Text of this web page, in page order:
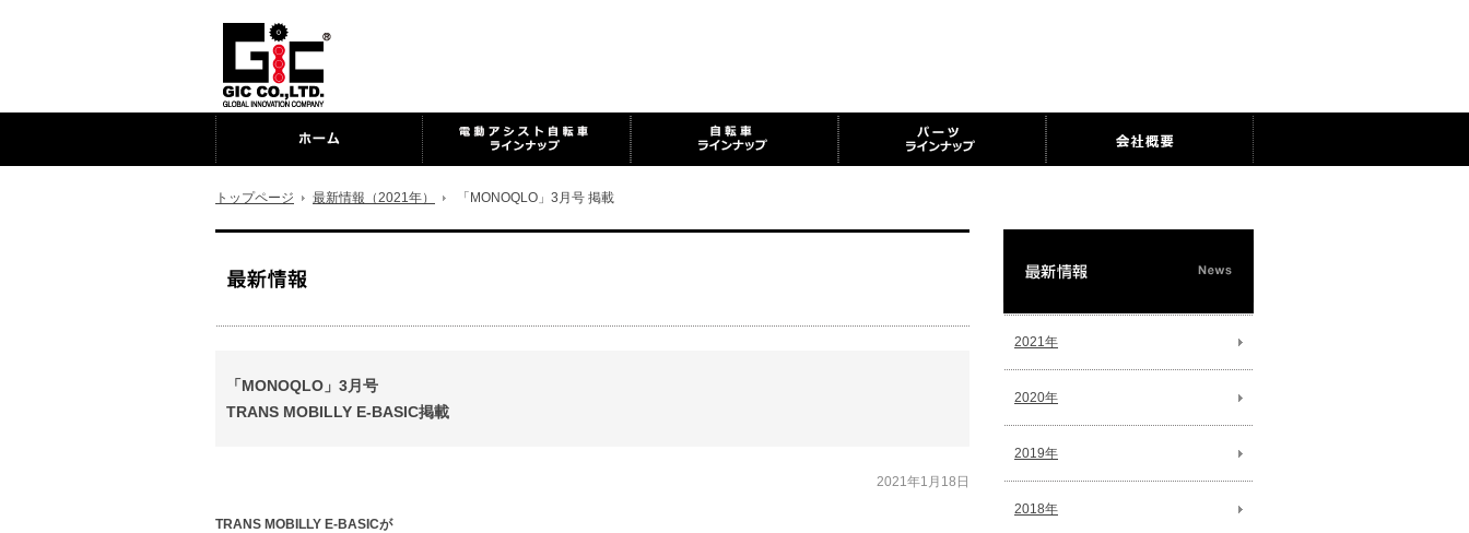
トップページ 最新情報（2021年） 「MONOQLO」3月号 掲載
「MONOQLO」3月号
TRANS MOBILLY E-BASIC掲載
2021年1月18日
TRANS MOBILLY E-BASICが
2021年
2020年
2019年
2018年